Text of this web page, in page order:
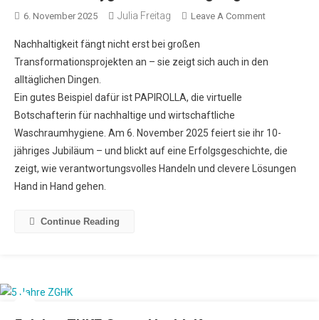
6. November 2025 Julia Freitag Leave A Comment
Nachhaltigkeit fängt nicht erst bei großen
Transformationsprojekten an – sie zeigt sich auch in den
alltäglichen Dingen.
Ein gutes Beispiel dafür ist PAPIROLLA, die virtuelle
Botschafterin für nachhaltige und wirtschaftliche
Waschraumhygiene. Am 6. November 2025 feiert sie ihr 10-
jähriges Jubiläum – und blickt auf eine Erfolgsgeschichte, die
zeigt, wie verantwortungsvolles Handeln und clevere Lösungen
Hand in Hand gehen.
Continue Reading